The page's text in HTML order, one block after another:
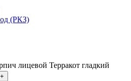
(РКЗ)
лицевой Терракот гладкий